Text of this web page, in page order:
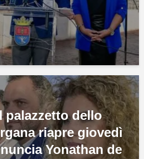
palazzetto dello
riapre giovedì
Yonathan de